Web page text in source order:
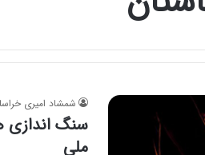
شمشاد امیری
سنگ اندازی
ملی